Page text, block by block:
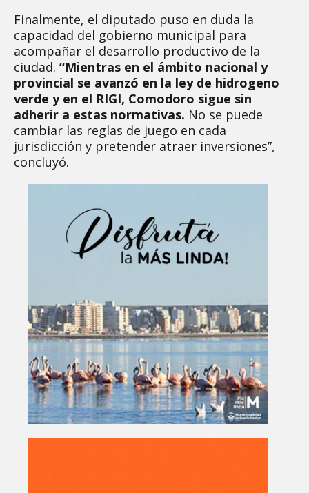
Finalmente, el diputado puso en duda la
capacidad del gobierno municipal para
acompañar el desarrollo productivo de la
ciudad. “Mientras en el ámbito nacional y
provincial se avanzó en la ley de hidrogeno
verde y en el RIGI, Comodoro sigue sin
adherir a estas normativas. No se puede
cambiar las reglas de juego en cada
jurisdicción y pretender atraer inversiones”,
concluyó.